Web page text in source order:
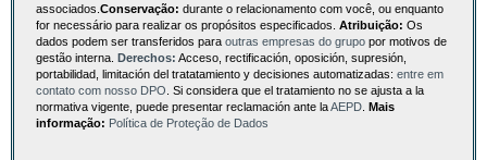
associados. Conservação: durante o relacionamento com você, ou enquanto
for necessário para realizar os propósitos especificados. Atribuição: Os
dados podem ser transferidos para outras empresas do grupo por motivos de
gestão interna. Derechos: Acceso, rectificación, oposición, supresión,
portabilidad, limitación del tratatamiento y decisiones automatizadas: entre em
contato com nosso DPO . Si considera que el tratamiento no se ajusta a la
normativa vigente, puede presentar reclamación ante laAEPD Mais
informação: Política de Proteção de Dados